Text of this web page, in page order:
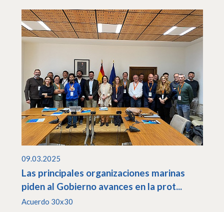
09.03.2025
Las principales organizaciones marinas
piden al Gobierno avances en la prot...
Acuerdo 30x30